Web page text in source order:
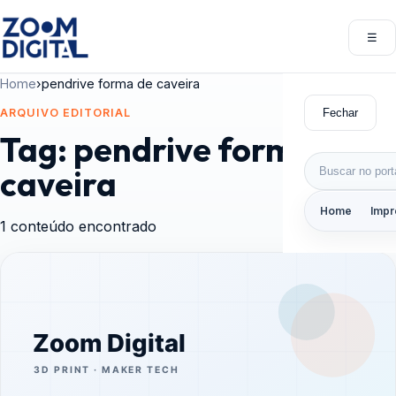
☰
Fechar
Buscar por:
Home
Home›pendrive forma de caveira
ARQUIVO EDITORIAL
Tag: pendrive forma de
caveira
1 conteúdo encontrado